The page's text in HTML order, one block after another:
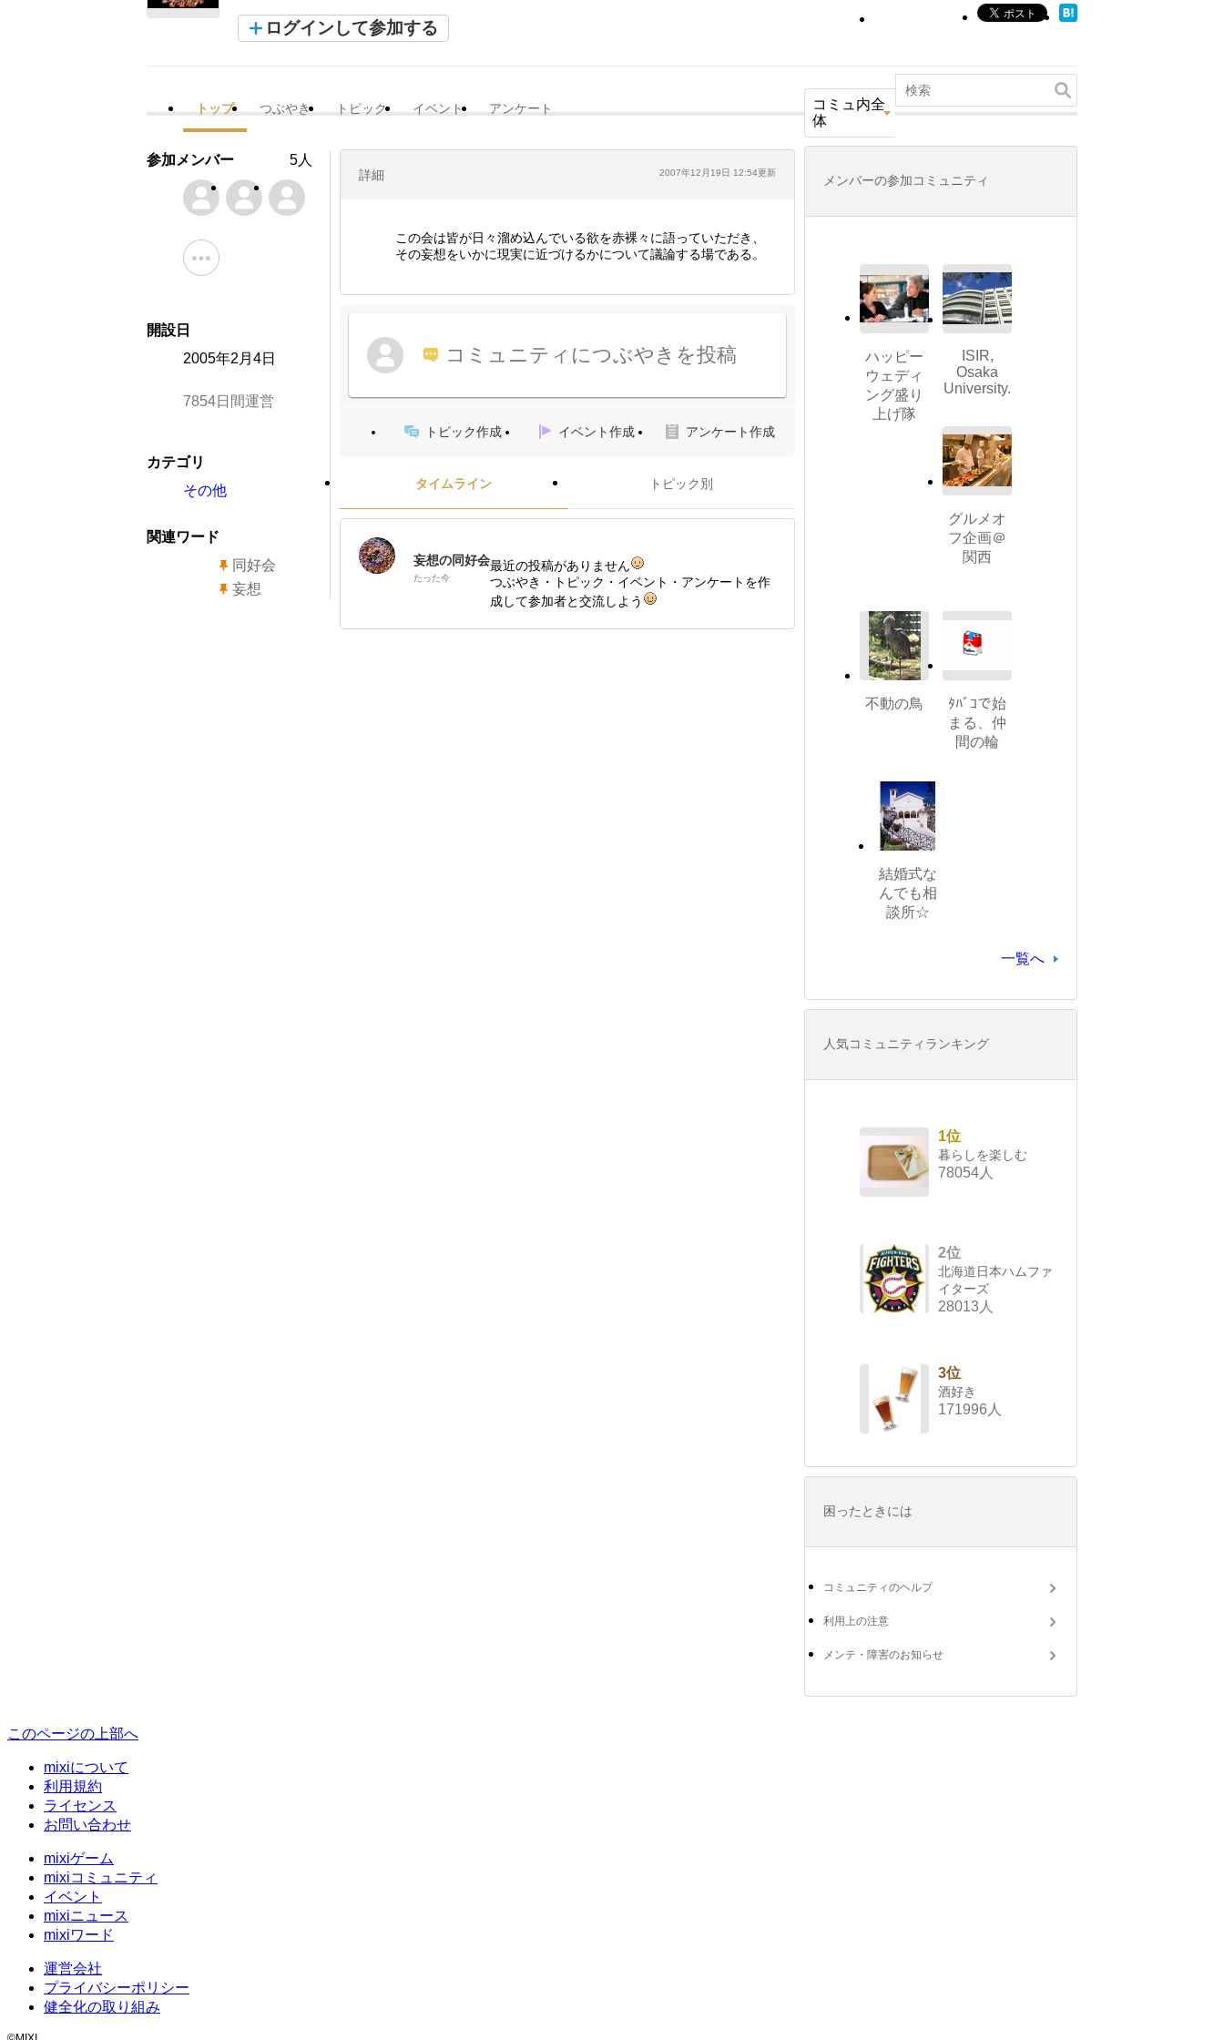
ログインして参加する
トップ つぶやき トピック イベント アンケート
コミュ内全
体
詳細 2007年12月19日 12:54更新
この会は皆が日々溜め込んでいる欲を赤裸々に語っていただき、
その妄想をいかに現実に近づけるかについて議論する場である。
コミュニティにつぶやきを投稿
トピック作成 イベント作成 アンケート作成
タイムライン トピック別
妄想の同好会
たった今
最近の投稿がありません
つぶやき・トピック・イベント・アンケートを作
成して参加者と交流しよう
参加メンバー 5人
開設日
2005年2月4日
7854日間運営
カテゴリ
その他
関連ワード
同好会
妄想
メンバーの参加コミュニティ
ハッピー
ウェディ
ング盛り
上げ隊
ISIR,
Osaka
University.
グルメオ
フ企画＠
関西
不動の鳥
ﾀﾊﾞｺで始
まる、仲
間の輪
結婚式な
んでも相
談所☆
一覧へ
人気コミュニティランキング
1位
暮らしを楽しむ
78054人
2位
北海道日本ハムファ
イターズ
28013人
3位
酒好き
171996人
困ったときには
コミュニティのヘルプ
利用上の注意
メンテ・障害のお知らせ
このページの上部へ
mixiについて
利用規約
ライセンス
お問い合わせ
mixiゲーム
mixiコミュニティ
イベント
mixiニュース
mixiワード
運営会社
プライバシーポリシー
健全化の取り組み